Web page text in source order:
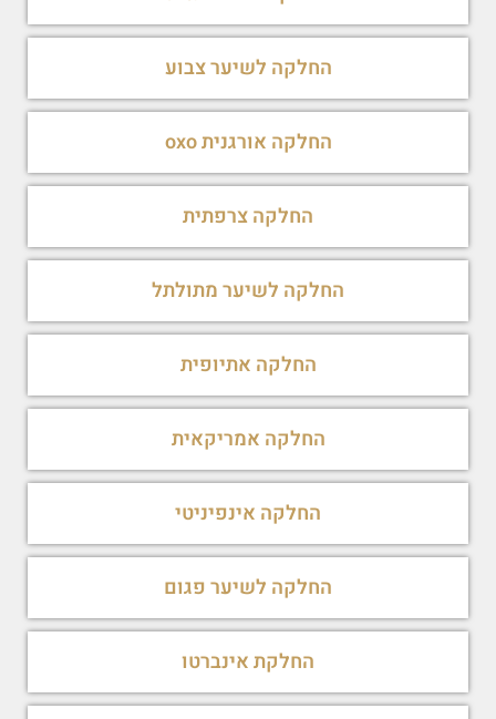
החלקה לשיער צבוע
החלקה אורגנית oxo
החלקה צרפתית
החלקה לשיער מתולתל
החלקה אתיופית
החלקה אמריקאית
החלקה אינפיניטי
החלקה לשיער פגום
החלקת אינברטו